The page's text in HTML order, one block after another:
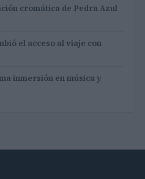
cromática de Pedra Azul
el acceso al viaje con
inmersión en música y